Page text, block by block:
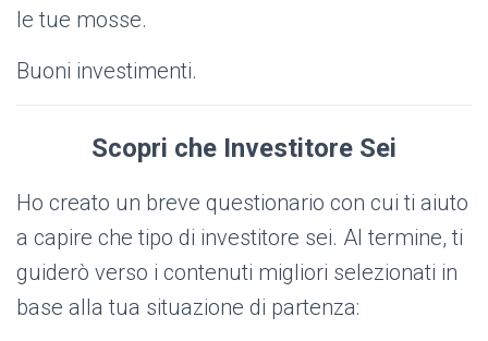
le tue mosse.
Buoni investimenti.
Scopri che Investitore Sei
Ho creato un breve questionario con cui ti aiuto
a capire che tipo di investitore sei. Al termine, ti
guiderò verso i contenuti migliori selezionati in
base alla tua situazione di partenza: